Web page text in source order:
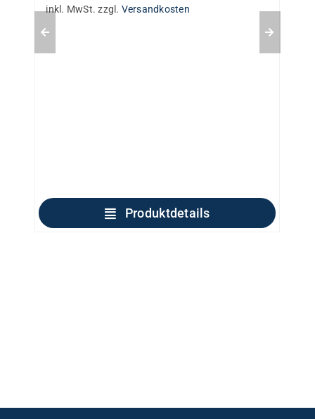
inkl. MwSt. zzgl. Versandkosten
Produktdetails